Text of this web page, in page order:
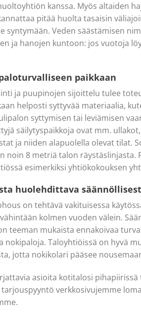
kanssa. Myös altaiden
pitää huolta tasaisin
syntymään. Veden säästämisen
ja hanojen kuntoon: jos vuotoja
paikkaan
ja puupinojen sijoittelu tulee
helposti syttyvää materiaalia,
syttymisen tai leviämisen
säilytyspaikkoja ovat mm.
ja niiden alapuolella olevat tilat.
noin 8 metriä talon räystäslinjasta.
esimerkiksi yhtiökokouksen
huolehdittava
on tehtävä vakituisessa
kolmen vuoden välein.
teeman mukaista ennakoivaa
nokipaloja. Taloyhtiöissä on hyvä
jotta nokikolari pääsee
asioita kotitalosi pihapiirissä
verkkosivujemme